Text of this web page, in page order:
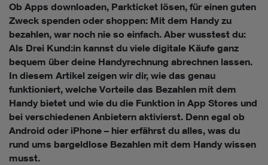
Ob Apps downloaden, Parkticket lösen, für einen guten
Zweck spenden oder shoppen: Mit dem Handy zu
bezahlen, war noch nie so einfach. Aber wusstest du:
Als Drei Kund:in kannst du viele digitale Käufe ganz
bequem über deine Handyrechnung abrechnen lassen.
In diesem Artikel zeigen wir dir, wie das genau
funktioniert, welche Vorteile das Bezahlen mit dem
Handy bietet und wie du die Funktion in App Stores und
bei verschiedenen Anbietern aktivierst. Denn egal ob
Android oder iPhone – hier erfährst du alles, was du
rund ums bargeldlose Bezahlen mit dem Handy wissen
musst.